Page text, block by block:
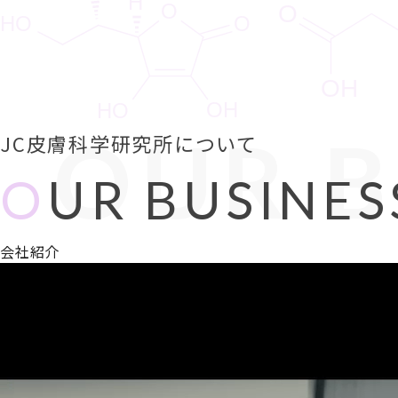
JC皮膚科学研究所について
OUR
O UR
会社紹介